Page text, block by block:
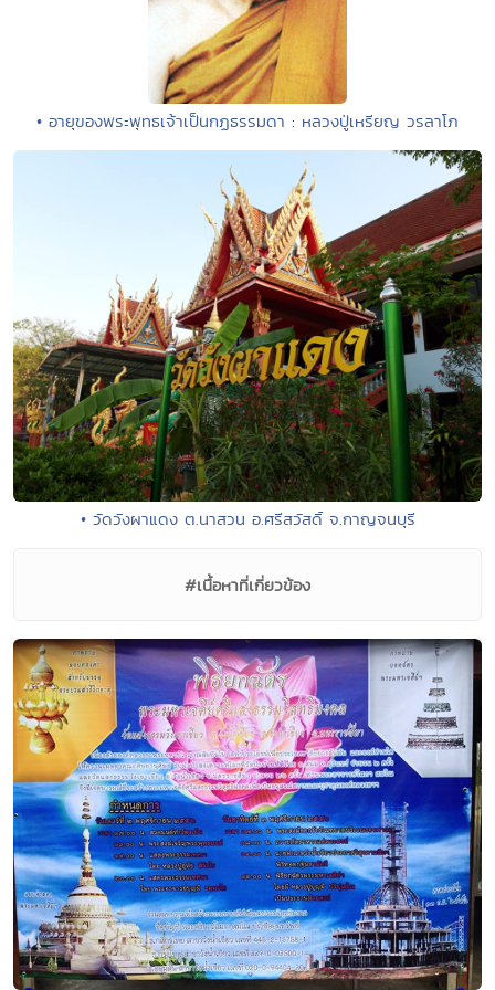
• อายุของพระพุทธเจ้าเป็นกฏธรรมดา : หลวงปู่เหรียญ วรลาโภ
• วัดวังผาแดง ต.นาสวน อ.ศรีสวัสดิ์ จ.กาญจนบุรี
#เนื้อหาที่เกี่ยวข้อง